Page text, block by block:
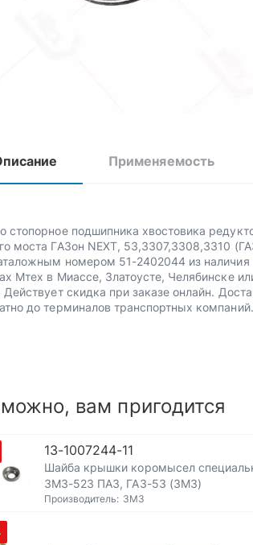
Применяемость
стопорное подшипника хвостовика
моста ГАЗон NEXT, 53,3307,3308,3310
номером 51-2402044 из наличия
Мтех в Миассе, Златоусте, Челябинске
Действует скидка при заказе онлайн.
до терминалов транспортных компаний.
вам пригодится
13-1007244-11
Шайба крышки коромысел
ЗМЗ-523 ПАЗ, ГАЗ-53 (ЗМЗ)
Производитель: ЗМЗ